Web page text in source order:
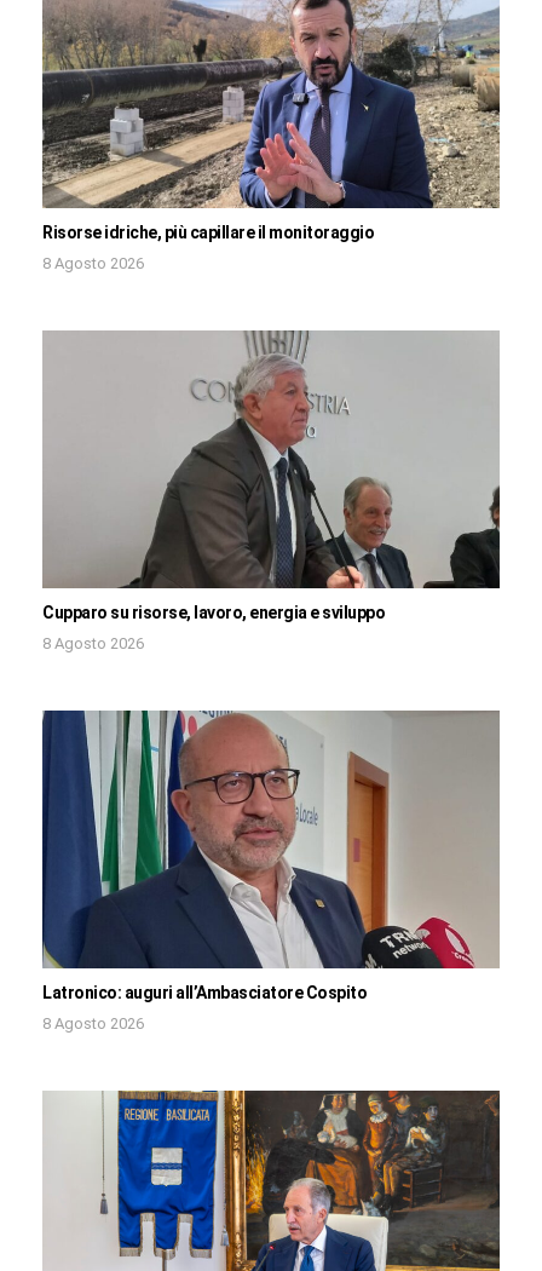
Risorse idriche, più capillare il monitoraggio
8 Agosto 2026
Cupparo su risorse, lavoro, energia e sviluppo
8 Agosto 2026
Latronico: auguri all’Ambasciatore Cospito
8 Agosto 2026